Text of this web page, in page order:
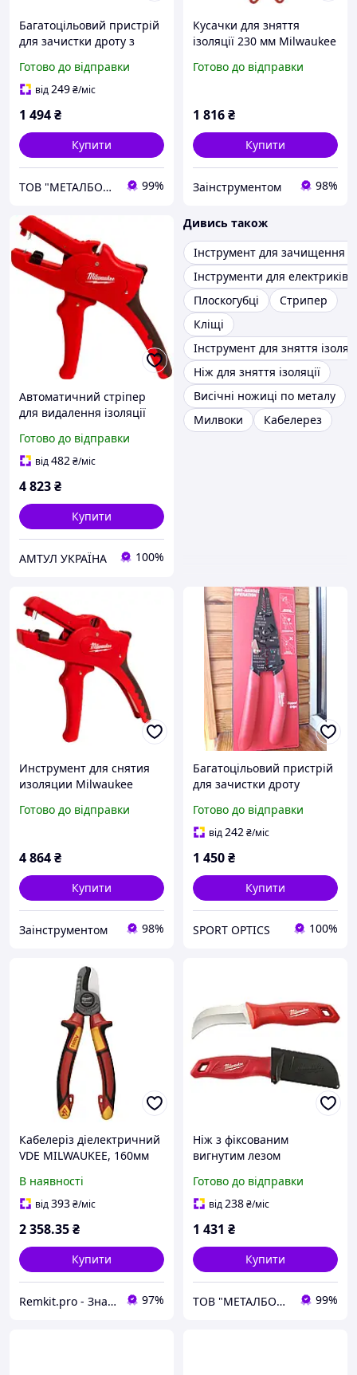
Багатоцільовий пристрій
для зачистки дроту з
(4932493816)
Готово до відправки
від249₴/міс
1 494₴
Купити
ТОВ "МЕТАЛБОКС" 99%
Кусачки для зняття
ізоляції 230 мм Milwaukee
Готово до відправки
1 816₴
Купити
Заінструментом 98%
Автоматичний стріпер
для видалення ізоляції
Готово до відправки
від482₴/міс
4 823₴
Купити
АМТУЛ УКРАЇНА 100%
Дивись також
Інструмент для зачищення
Інструменти для електриків
Плоскогубці
Стрипер
Кліщі
Інструмент для зняття
Ніж для зняття ізоляції
Висічні ножиці по металу
Милвоки
Кабелерез
Инструмент для снятия
изоляции Milwaukee
4932498268
Готово до відправки
4 864₴
Купити
Заінструментом 98%
Багатоцільовий пристрій
для зачистки дроту
4932493816
Готово до відправки
від242₴/міс
1 450₴
Купити
SPORT OPTICS 100%
Кабелеріз діелектричний
VDE MILWAUKEE, 160мм
В наявності
від393₴/міс
2 358.35₴
Купити
Remkit.pro - Знайдемо все, що вам потрібне! 97%
Ніж з фіксованим
вигнутим лезом
4932464829
Готово до відправки
від238₴/міс
1 431 ₴
Купити
ТОВ "МЕТАЛБОКС" 99%